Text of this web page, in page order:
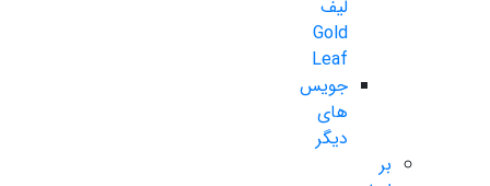
لیف
Gold
Leaf
جویس
های
دیگر
بر